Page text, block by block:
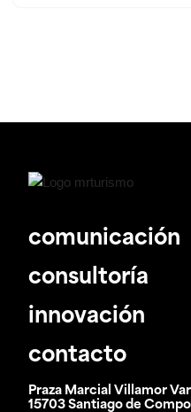
comunicación
consultoría
innovación
contacto
Praza Marcial Villamor
15703 Santiago de